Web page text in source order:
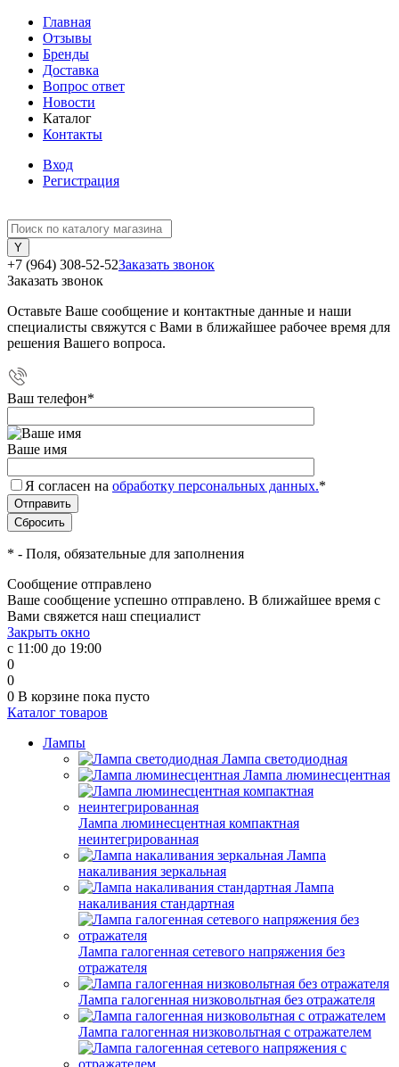
Главная
Отзывы
Бренды
Доставка
Вопрос ответ
Новости
Каталог
Контакты
Вход
Регистрация
+7 (964) 308-52-52Заказать звонок
Заказать звонок
Оставьте Ваше сообщение и контактные данные и наши
специалисты свяжутся с Вами в ближайшее рабочее время для
решения Вашего вопроса.
Ваш телефон*
Ваше имя
Я согласен на обработку персональных данных.*
* - Поля, обязательные для заполнения
Сообщение отправлено
Ваше сообщение успешно отправлено. В ближайшее время с
Вами свяжется наш специалист
Закрыть окно
с 11:00 до 19:00
0
0
0 В корзине пока пусто
Каталог товаров
Лампы
Лампа светодиодная
Лампа люминесцентная
Лампа люминесцентная компактная
неинтегрированная
Лампа
накаливания зеркальная
Лампа
накаливания стандартная
Лампа галогенная сетевого напряжения без
отражателя
Лампа галогенная низковольтная без отражателя
Лампа галогенная низковольтная с отражателем